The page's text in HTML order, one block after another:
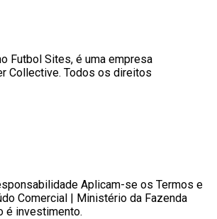
Futbol Sites, é uma empresa
Collective. Todos os direitos
Aplicam-se os Termos e
Comercial | Ministério da Fazenda
é investimento.